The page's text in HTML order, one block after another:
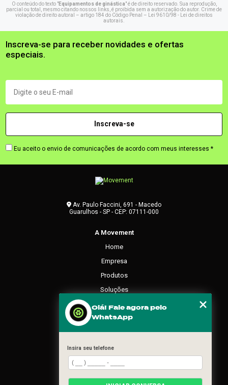
O conteúdo do texto "Equipamentos de ginástica" é de direito reservado. Sua reprodução,
parcial ou total, mesmo citando nossos links, é proibida sem a autorização do autor. Crime de
violação de direito autoral – artigo 184 do Código Penal –
Lei 9610/98 - Lei de direitos
autorais
Inscreva-se para receber novidades e ofertas
especiais.
Eu aceito o envio de comunicações de acordo com meus interesses *
Av. Paulo Faccini, 691 - Macedo
Guarulhos - SP - CEP: 07111-000
A Movement
Home
Empresa
Produtos
Soluções
Contato
Categorias
Mapa do site
REDES SOCIAIS
Olá! Fale agora pelo
WhatsApp
Insira seu telefone